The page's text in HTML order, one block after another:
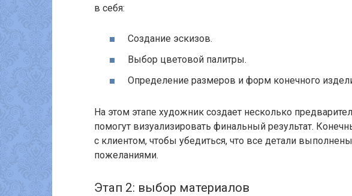
в себя:
Создание эскизов.
Выбор цветовой палитры.
Определение размеров и форм конечного
На этом этапе художник создает несколько
помогут визуализировать финальный результат.
с клиентом, чтобы убедиться, что все детали
пожеланиями.
Этап 2: выбор материалов